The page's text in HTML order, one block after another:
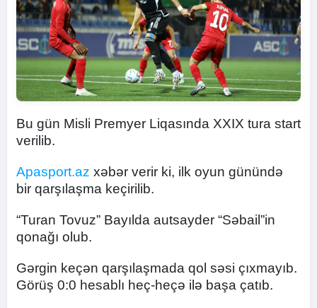
Bu gün Misli Premyer Liqasında XXIX tura start
verilib.
Apasport.az xəbər verir ki, ilk oyun günündə
bir qarşılaşma keçirilib.
“Turan Tovuz” Bayılda autsayder “Səbail”in
qonağı olub.
Gərgin keçən qarşılaşmada qol səsi çıxmayıb.
Görüş 0:0 hesablı heç-heçə ilə başa çatıb.